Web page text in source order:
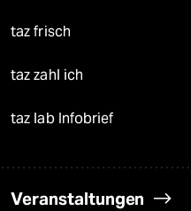
taz frisch
taz zahl ich
taz lab Infobrief
Veranstaltungen